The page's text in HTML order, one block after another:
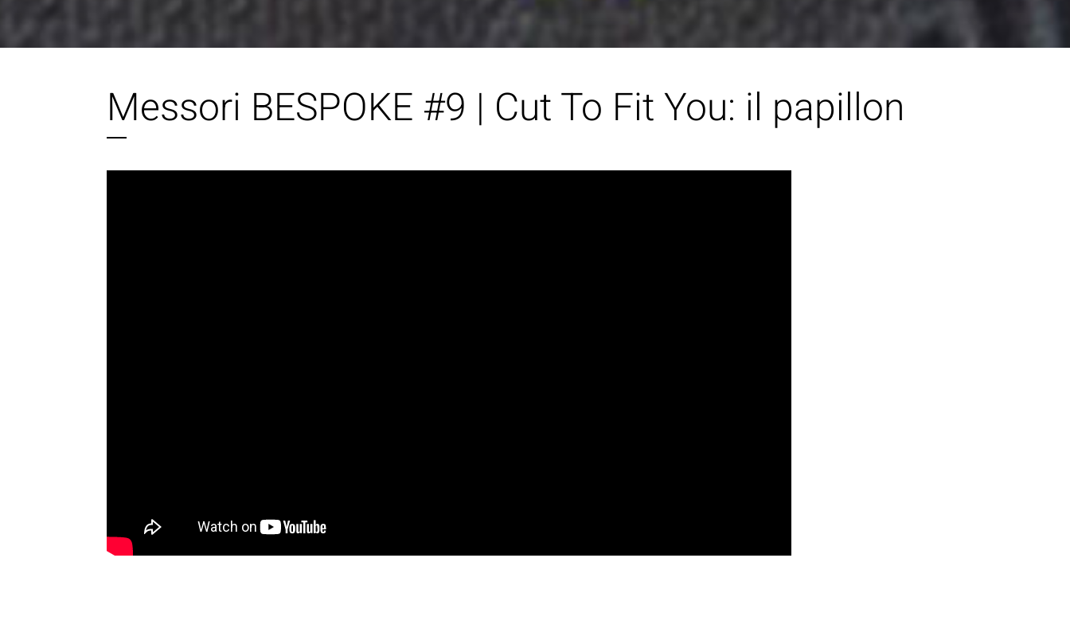
Messori BESPOKE #9 | Cut To Fit You: il papillon